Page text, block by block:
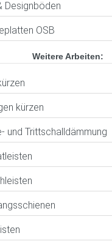
Designböden
OSB
Weitere Arbeiten:
kürzen
und Trittschalldämmung